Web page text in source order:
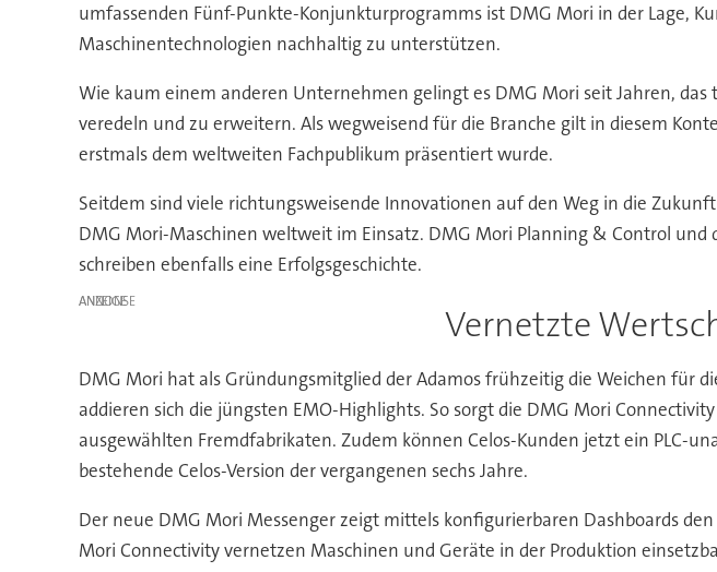
umfassenden Fünf-Punkte-Konjunkturprogramms ist DMG Mori in der Lage,
Maschinentechnologien nachhaltig zu unterstützen.
Wie kaum einem anderen Unternehmen gelingt es DMG Mori seit Jahren,
veredeln und zu erweitern. Als wegweisend für die Branche gilt in diesem
erstmals dem weltweiten Fachpublikum präsentiert wurde.
Seitdem sind viele richtungsweisende Innovationen auf den Weg in die
DMG Mori-Maschinen weltweit im Einsatz. DMG Mori Planning & Control
schreiben ebenfalls eine Erfolgsgeschichte.
ANZEIGE Vernetzte
DMG Mori hat als Gründungsmitglied der Adamos frühzeitig die Weichen für
addieren sich die jüngsten EMO-Highlights. So sorgt die DMG Mori
ausgewählten Fremdfabrikaten. Zudem können Celos-Kunden jetzt ein PLC-
bestehende Celos-Version der vergangenen sechs Jahre.
Der neue DMG Mori Messenger zeigt mittels konfigurierbaren Dashboards
Mori Connectivity vernetzen Maschinen und Geräte in der Produktion